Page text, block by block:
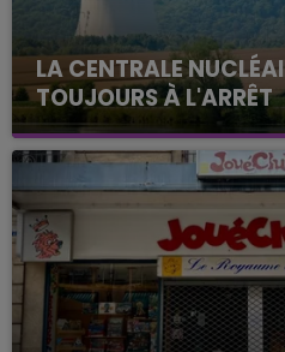
LA CENTRALE
TOUJOURS À L'ARRÊT
Cela fait déjà une
nucléaire ardennaise est
justifiée par la
présente.